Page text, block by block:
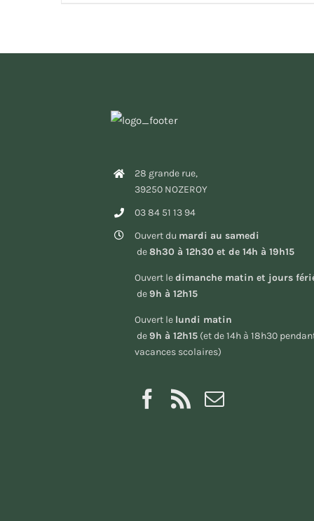
28 grande rue,
39250 NOZEROY
03 84 51 13 94
Ouvert du mardi au samedi
de8h30 à 12h30 et de 14h à 19h15
Ouvert ledimanche matin et jours
de9h à 12h15
Ouvert le lundi matin
de9h à 12h15(et de 14h à 18h30
vacances scolaires)